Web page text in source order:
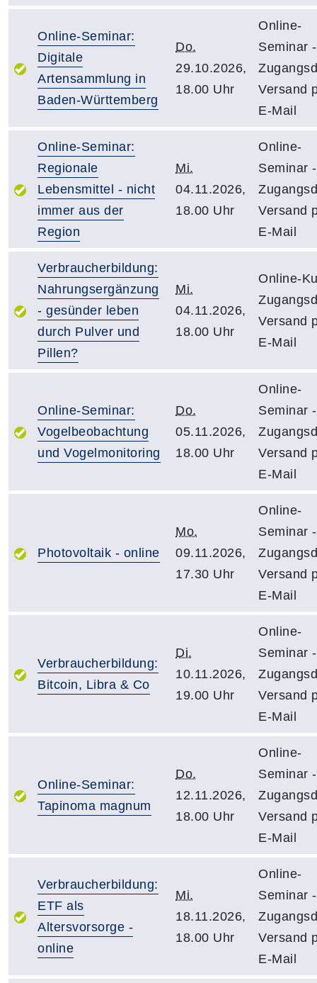
Online-Seminar:
Digitale
Artensammlung in
Baden-Württemberg
Do.
29.10.2026,
18.00 Uhr
Online-
Seminar -
Versand
E-Mail
Online-Seminar:
Regionale
Lebensmittel - nicht
immer aus der
Region
Mi.
04.11.2026,
18.00 Uhr
Online-
Seminar -
Versand
E-Mail
Verbraucherbildung:
Nahrungsergänzung
- gesünder leben
durch Pulver und
Pillen?
Mi.
04.11.2026,
18.00 Uhr
Online-
Versand
E-Mail
Online-Seminar:
Vogelbeobachtung
und Vogelmonitoring
Do.
05.11.2026,
18.00 Uhr
Online-
Seminar -
Versand
E-Mail
Photovoltaik - online
Mo.
09.11.2026,
17.30 Uhr
Online-
Seminar -
Versand
E-Mail
Verbraucherbildung:
Bitcoin, Libra & Co
Di.
10.11.2026,
19.00 Uhr
Online-
Seminar -
Versand
E-Mail
Online-Seminar:
Tapinoma magnum
Do.
12.11.2026,
18.00 Uhr
Online-
Seminar -
Versand
E-Mail
Verbraucherbildung:
ETF als
Altersvorsorge -
online
Mi.
18.11.2026,
18.00 Uhr
Online-
Seminar -
Versand
E-Mail